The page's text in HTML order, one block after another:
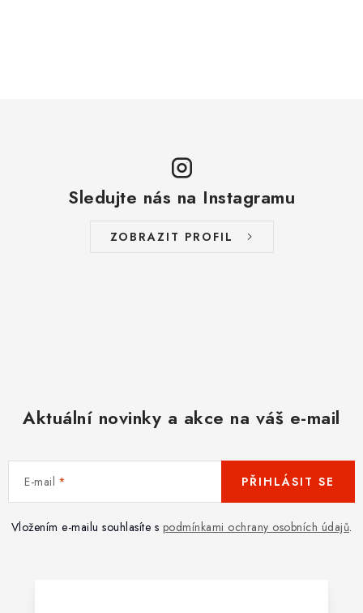
Sledujte nás na Instagramu
ZOBRAZIT PROFIL
Aktuální novinky a akce na váš e-mail
E-mail
Vložením e-mailu souhlasíte s podmínkami ochrany osobních údajů.
PŘIHLÁSIT SE